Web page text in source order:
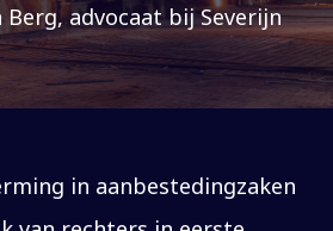
advocaat bij Severijn
in aanbestedingzaken